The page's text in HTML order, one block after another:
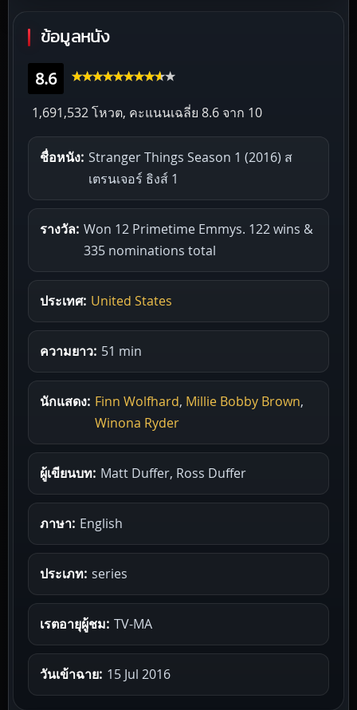
ข้อมูลหนัง
8.6
1,691,532 โหวต, คะแนนเฉลี่ย 8.6 จาก 10
ชื่อหนัง: Stranger Things Season 1 (2016) ส
เตรนเจอร์ ธิงส์ 1
รางวัล: Won 12 Primetime Emmys. 122 wins &
335 nominations total
ประเทศ: United States
ความยาว: 51 min
นักแสดง: Finn Wolfhard, Millie Bobby Brown,
Winona Ryder
ผู้เขียนบท: Matt Duffer, Ross Duffer
ภาษา: English
ประเภท: series
เรตอายุผู้ชม: TV-MA
วันเข้าฉาย: 15 Jul 2016